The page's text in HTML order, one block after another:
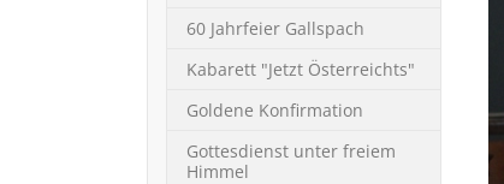
60 Jahrfeier Gallspach
Kabarett "Jetzt Österreichts"
Goldene Konfirmation
Gottesdienst unter freiem
Himmel